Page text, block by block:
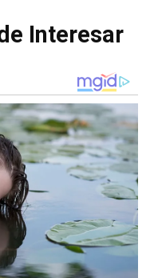
Interesar